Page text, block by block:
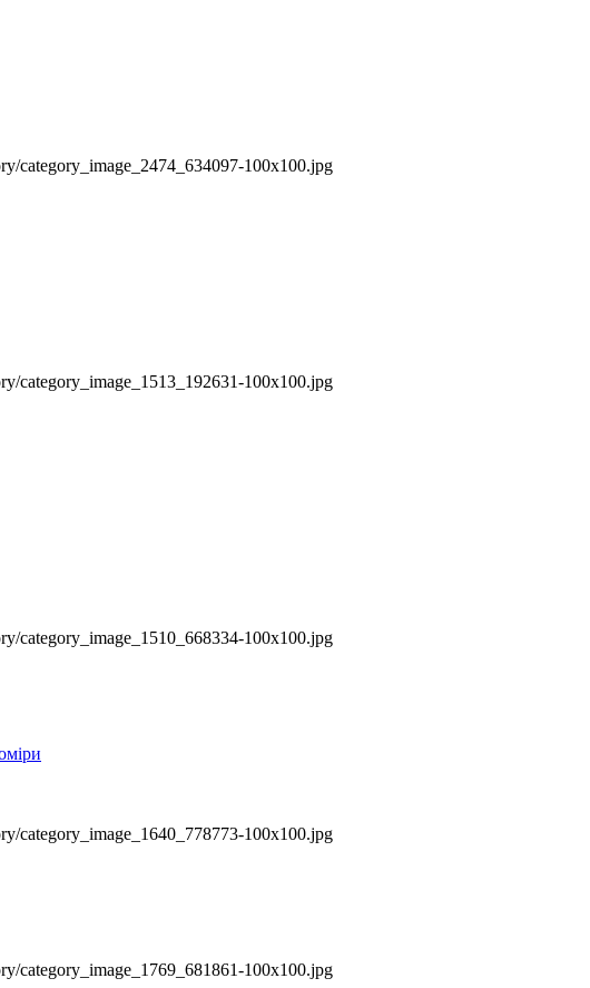
category_image_2474_634097-100x100.jpg
category_image_1513_192631-100x100.jpg
category_image_1510_668334-100x100.jpg
category_image_1640_778773-100x100.jpg
category_image_1769_681861-100x100.jpg